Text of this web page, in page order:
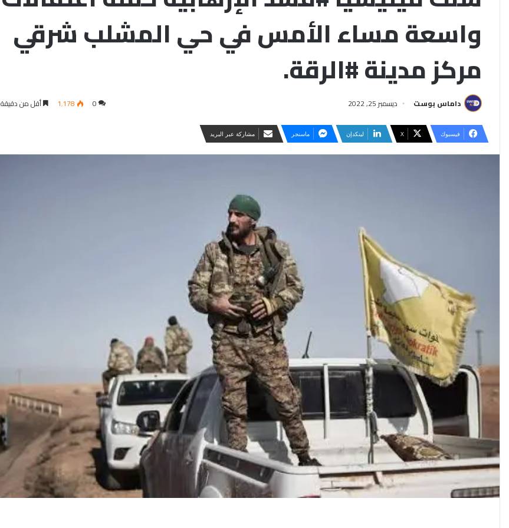
واسعة مساء الأمس في حي المشلب شرقي
مركز مدينة #الرقة.
داماس بوست ديسمبر 25, 2022 0 1٬178 أقل من دقيقة
فيسبوك ‫X لينكدإن ماسنجر مشاركة عبر البريد